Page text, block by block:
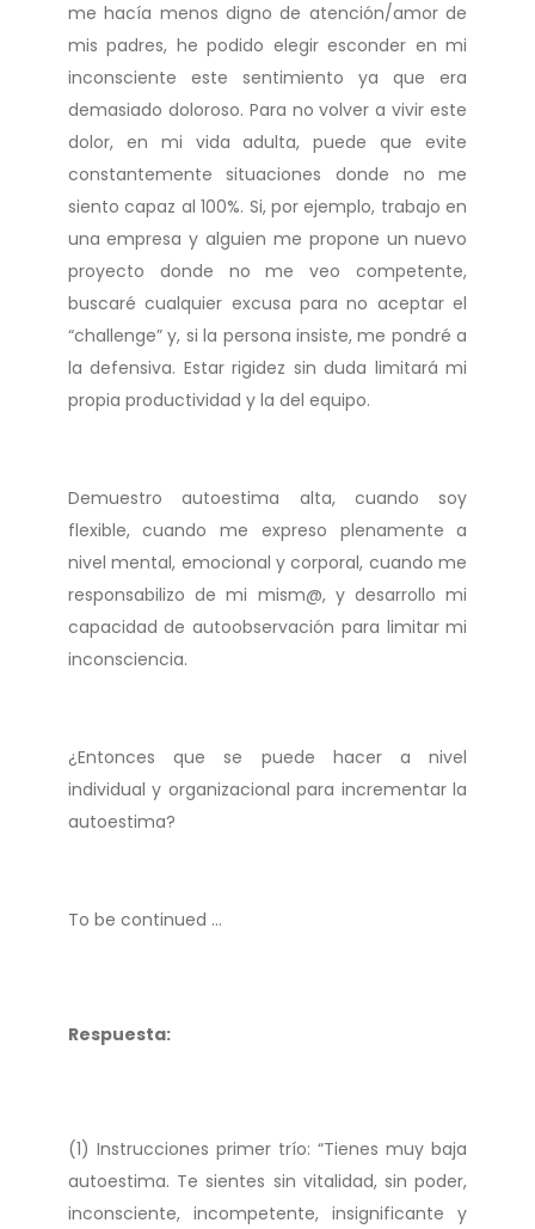
me hacía menos digno de atención/amor de
mis padres, he podido elegir esconder en mi
inconsciente este sentimiento ya que era
demasiado doloroso. Para no volver a vivir este
dolor, en mi vida adulta, puede que evite
constantemente situaciones donde no me
siento capaz al 100%. Si, por ejemplo, trabajo en
una empresa y alguien me propone un nuevo
proyecto donde no me veo competente,
buscaré cualquier excusa para no aceptar el
“challenge” y, si la persona insiste, me pondré a
la defensiva. Estar rigidez sin duda limitará mi
propia productividad y la del equipo.
Demuestro autoestima alta, cuando soy
flexible, cuando me expreso plenamente a
nivel mental, emocional y corporal, cuando me
responsabilizo de mi mism@, y desarrollo mi
capacidad de autoobservación para limitar mi
inconsciencia.
¿Entonces que se puede hacer a nivel
individual y organizacional para incrementar la
autoestima?
To be continued …
Respuesta:
(1) Instrucciones primer trío: “Tienes muy baja
autoestima. Te sientes sin vitalidad, sin poder,
inconsciente, incompetente, insignificante y